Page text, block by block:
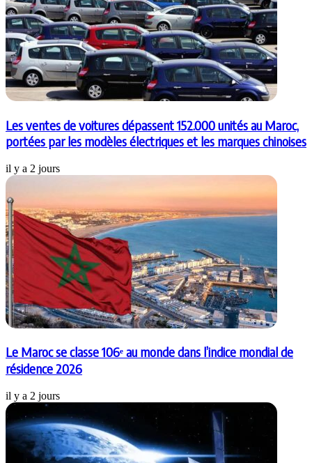
Les ventes de voitures dépassent 152.000 unités au Maroc,
portées par les modèles électriques et les marques chinoises
il y a 2 jours
Le Maroc se classe 106ᵉ au monde dans l’indice mondial de
résidence 2026
il y a 2 jours